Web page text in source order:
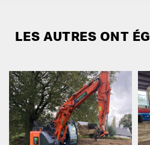
LES AUTRES ONT